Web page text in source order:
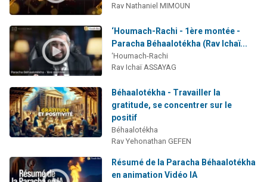
Rav Nathaniel MIMOUN
‘Houmach-Rachi - 1ère montée -
Paracha Béhaalotékha (Rav Ichaï...
‘Houmach-Rachi
Rav Ichaï ASSAYAG
Béhaalotékha - Travailler la
gratitude, se concentrer sur le
positif
Béhaalotékha
Rav Yehonathan GEFEN
Résumé de la Paracha Béhaalotékha
en animation Vidéo IA